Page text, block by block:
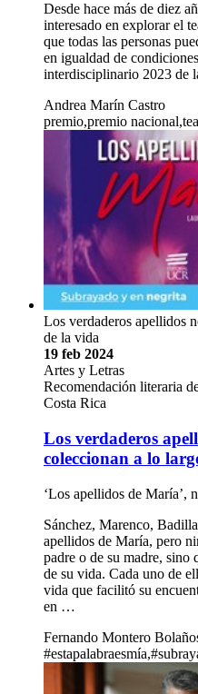
Desde hace más de diez
interesado en explorar el
que todas las personas
en igualdad de
interdisciplinario 2023 de
Andrea Marín Castro
premio,premio
Los verdaderos apellidos
de la vida
19 feb 2024
Artes y Letras
Recomendación literaria
Costa Rica
Los verdaderos
coleccionan a lo
‘Los apellidos de María’,
Sánchez, Marenco,
apellidos de María, pero
padre o de su madre,
de su vida. Cada uno de
vida que facilitó su
en …
Fernando Montero